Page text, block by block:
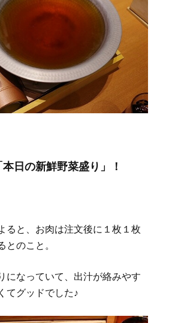
本日の新鮮野菜盛り」！
ると、お肉は注文後に１枚１枚
とのこと。
になっていて、出汁が絡みやす
てグッドでした♪